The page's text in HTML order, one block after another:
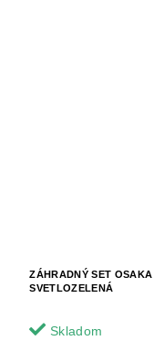
ZÁHRADNÝ SET
SVETLOZELENÁ
Skladom